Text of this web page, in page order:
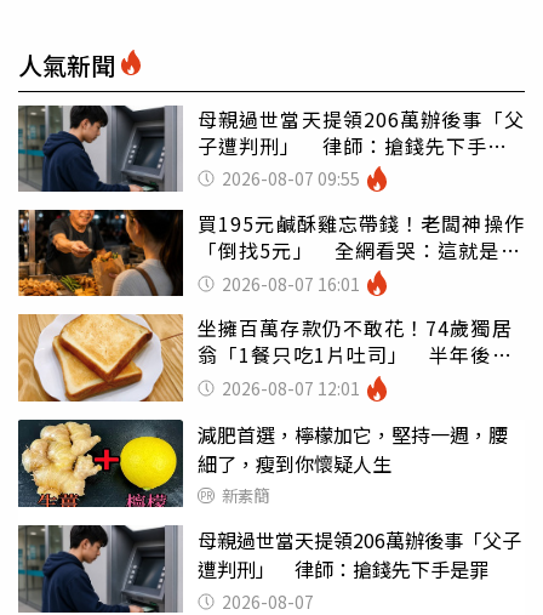
人氣新聞
母親過世當天提領206萬辦後事「父
子遭判刑」 律師：搶錢先下手是
罪 2026-08-07 09:55
買195元鹹酥雞忘帶錢！老闆神操作
「倒找5元」 全網看哭：這就是台
灣 2026-08-07 16:01
坐擁百萬存款仍不敢花！74歲獨居
翁「1餐只吃1片吐司」 半年後暴
瘦嚇壞女兒
2026-08-07 12:01
減肥首選，檸檬加它，堅持一週，腰
細了，瘦到你懷疑人生
新素簡
母親過世當天提領206萬辦後事「父子
遭判刑」 律師：搶錢先下手是罪
2026-08-07